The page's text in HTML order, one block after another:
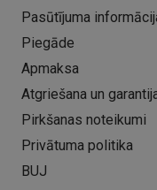
Pasūtījuma
Piegāde
Apmaksa
Atgriešana un
Pirkšanas noteikumi
Privātuma politika
BUJ